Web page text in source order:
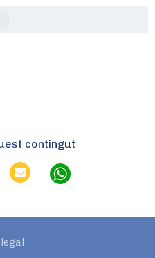
contingut